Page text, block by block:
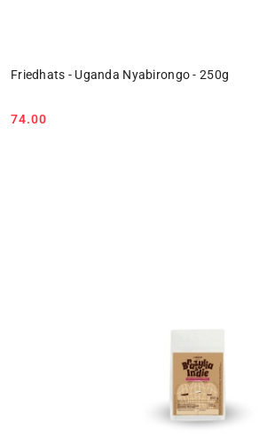
Friedhats - Uganda Nyabirongo - 250g
Cena:
74.00